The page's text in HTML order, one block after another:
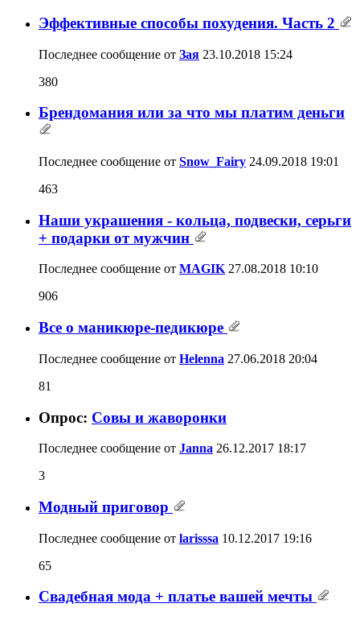
Эффективные способы похудения. Часть 2
Последнее сообщение от Зая 23.10.2018 15:24
380
Брендомания или за что мы платим деньги
Последнее сообщение от Snow_Fairy 24.09.2018 19:01
463
Наши украшения - кольца, подвески, серьги
+ подарки от мужчин
Последнее сообщение от MAGIK 27.08.2018 10:10
906
Все о маникюре-педикюре
Последнее сообщение от Helenna 27.06.2018 20:04
81
Опрос: Совы и жаворонки
Последнее сообщение от Janna 26.12.2017 18:17
3
Модный приговор
Последнее сообщение от larisssa 10.12.2017 19:16
65
Свадебная мода + платье вашей мечты